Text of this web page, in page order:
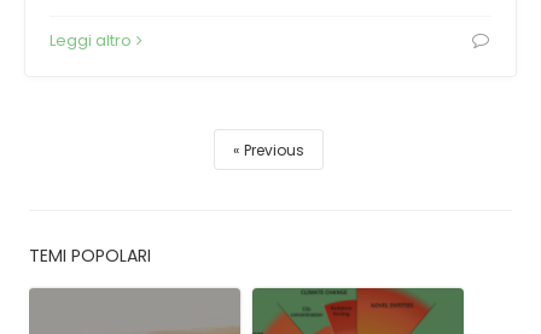
Leggi altro
Previous
TEMI POPOLARI